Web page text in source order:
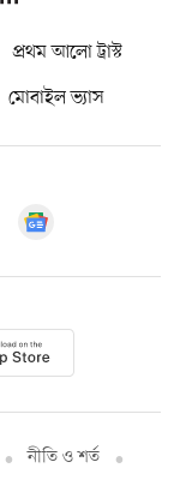
প্রথম আলো ট্রাস্ট
মোবাইল ভ্যাস
নীতি ও শর্ত